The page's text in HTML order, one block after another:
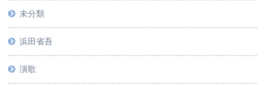
未分類
浜田省吾
演歌